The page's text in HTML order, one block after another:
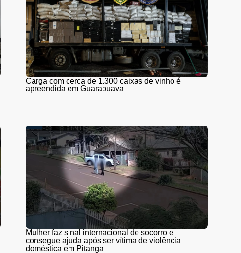
Carga com cerca de 1.300 caixas de vinho é
apreendida em Guarapuava
Mulher faz sinal internacional de socorro e
consegue ajuda após ser vítima de violência
doméstica em Pitanga